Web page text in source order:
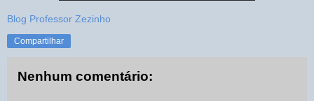
Blog Professor Zezinho
Compartilhar
Nenhum comentário: